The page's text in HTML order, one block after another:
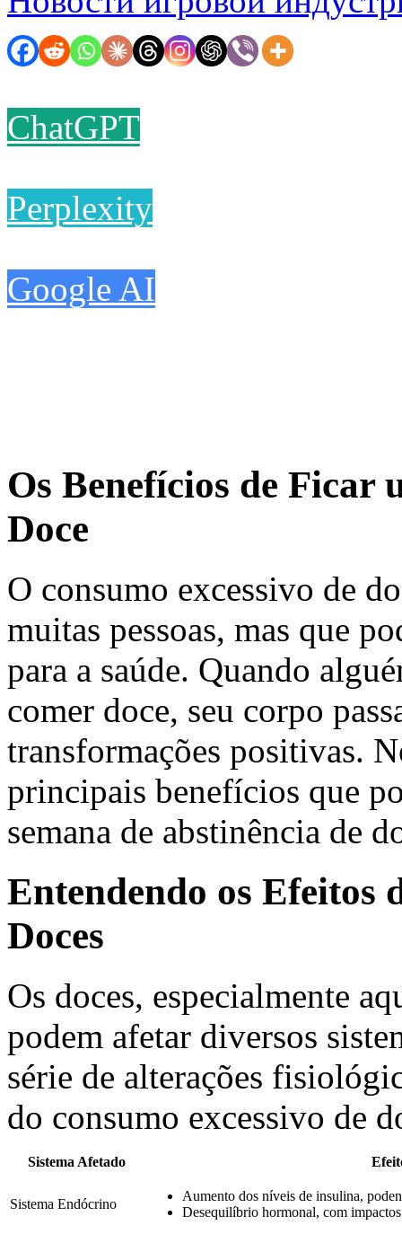
ChatGPT
Perplexity
Google AI
Os Benefícios de Ficar
Doce
O consumo excessivo de
muitas pessoas, mas que
para a saúde. Quando
comer doce, seu corpo
transformações positivas.
principais benefícios que
semana de abstinência de
Entendendo os Efeitos
Doces
Os doces, especialmente
podem afetar diversos
série de alterações
do consumo excessivo de
Sistema Afetado
Sistema Endócrino
Aumento dos níveis de insulina,
Desequilíbrio hormonal, com